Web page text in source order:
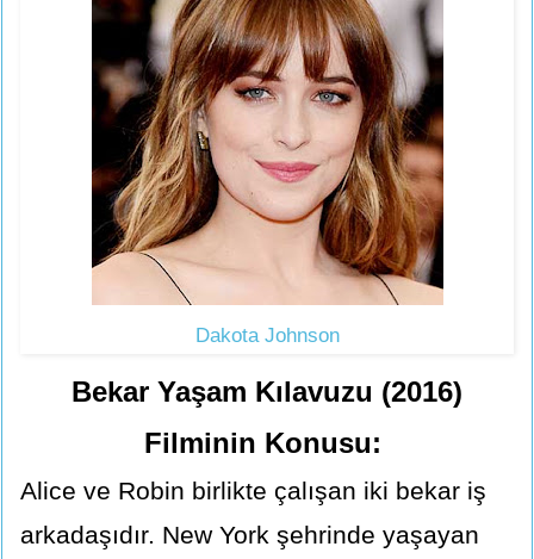
Dakota Johnson
Bekar Yaşam Kılavuzu (2016)
Filminin Konusu:
Alice ve Robin birlikte çalışan iki bekar iş
arkadaşıdır. New York şehrinde yaşayan